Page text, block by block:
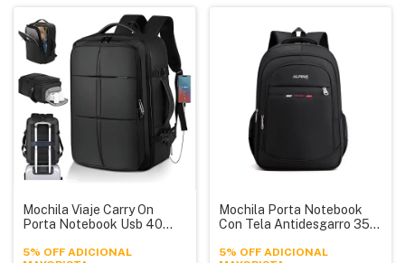
Mochila Viaje Carry On
Porta Notebook Usb 40
5% OFF ADICIONAL
Mochila Porta Notebook
Con Tela Antidesgarro 35
5% OFF ADICIONAL